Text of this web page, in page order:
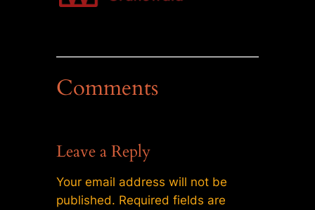
Comments
Leave a Reply
Your email address will not be
published. Required fields are